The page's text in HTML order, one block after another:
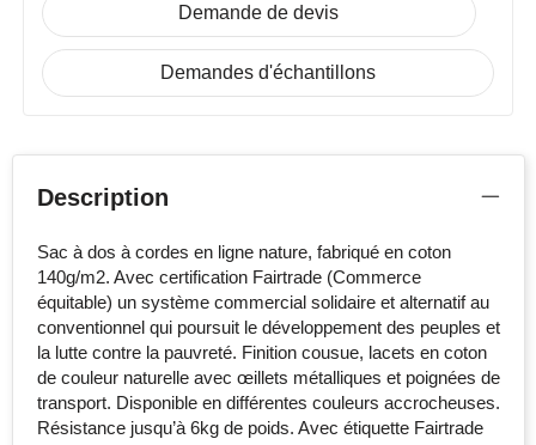
Demande de devis
Demandes d'échantillons
Description
Sac à dos à cordes en ligne nature, fabriqué en coton
140g/m2. Avec certification Fairtrade (Commerce
équitable) un système commercial solidaire et alternatif au
conventionnel qui poursuit le développement des peuples et
la lutte contre la pauvreté. Finition cousue, lacets en coton
de couleur naturelle avec œillets métalliques et poignées de
transport. Disponible en différentes couleurs accrocheuses.
Résistance jusqu’à 6kg de poids. Avec étiquette Fairtrade